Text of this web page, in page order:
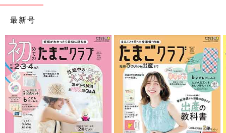
最新号